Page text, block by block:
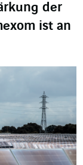
der
ist an